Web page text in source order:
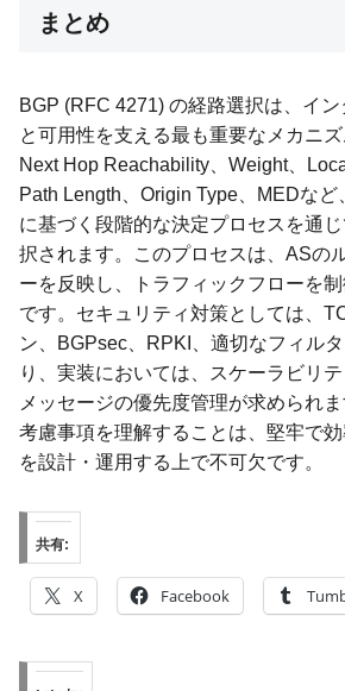
まとめ
BGP (RFC 4271) の経路選択は、イ
と可用性を支える最も重要なメカニズ
Next Hop Reachability、Weight、
Path Length、Origin Type、MEDな
に基づく段階的な決定プロセスを通
択されます。このプロセスは、ASの
ーを反映し、トラフィックフローを
です。セキュリティ対策としては、
ン、BGPsec、RPKI、適切なフィル
り、実装においては、スケーラビリ
メッセージの優先度管理が求められ
考慮事項を理解することは、堅牢で
を設計・運用する上で不可欠です。
共有:
X Facebook